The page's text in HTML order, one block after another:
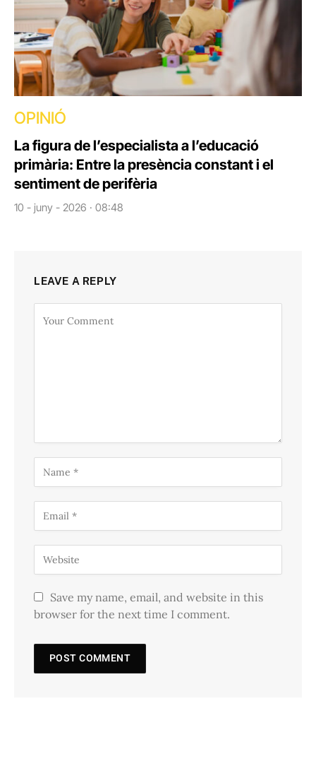
OPINIÓ
La figura de l’especialista a l’educació
primària: Entre la presència constant i el
sentiment de perifèria
10 - juny - 2026 · 08:48
LEAVE A REPLY
Save my name, email, and website in this
browser for the next time I comment.